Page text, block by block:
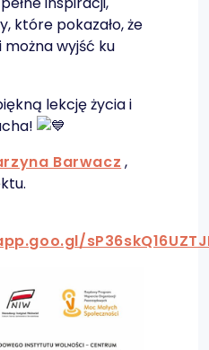
które pokazało, że
można wyjść ku
lekcję życia i
Barwacz ,